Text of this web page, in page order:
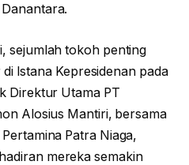
sejumlah tokoh penting
Istana Kepresidenan pada
Direktur Utama PT
Alosius Mantiri, bersama
Patra Niaga,
mereka semakin